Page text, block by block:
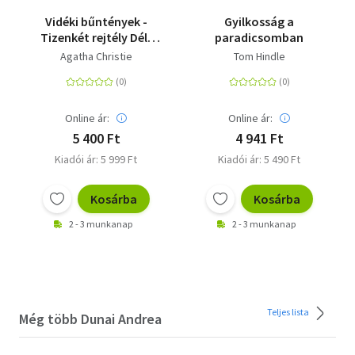
Vidéki bűntények -
Tizenkét rejtély Dél-
Angliából
Agatha Christie
Online ár:
5 400 Ft
Kiadói ár: 5 999 Ft
Kosárba
2 - 3 munkanap
Gyilkosság a
paradicsomban
Tom Hindle
Online ár:
4 941 Ft
Kiadói ár: 5 490 Ft
Kosárba
2 - 3 munkanap
Még több Dunai Andrea Teljes lista